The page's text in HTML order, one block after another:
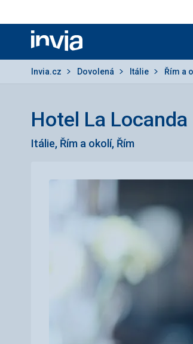
Invia.cz
Invia.cz Dovolená Itálie Řím a
Hotel La
Itálie, Řím a okolí, Řím